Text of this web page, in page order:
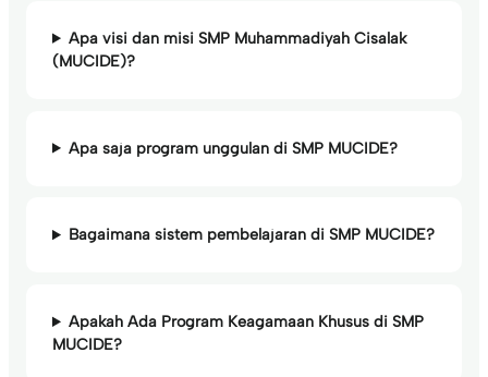
Apa visi dan misi SMP Muhammadiyah Cisalak
(MUCIDE)?
Apa saja program unggulan di SMP MUCIDE?
Bagaimana sistem pembelajaran di SMP MUCIDE?
Apakah Ada Program Keagamaan Khusus di SMP
MUCIDE?